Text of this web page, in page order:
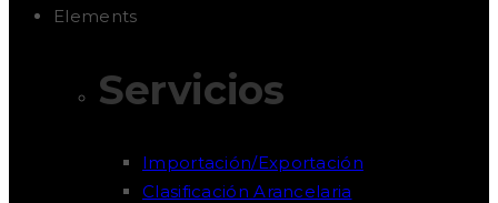
Elements
Servicios
Importación/Exportación
Clasificación Arancelaria